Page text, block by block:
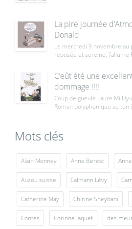
La pire journée
Donald
Le mercredi 9 novembre
reposée et sereine, j’allume
C’eût été une
dommage !!!!
Coup de gueule Laure Mi
Roman polyphonique au ton
Mots clés
Alain Monney Anne Berest
Auzou suisse Calmann Lévy
Catherine May Chirine Sheybani
Contes Corinne Jaquet des